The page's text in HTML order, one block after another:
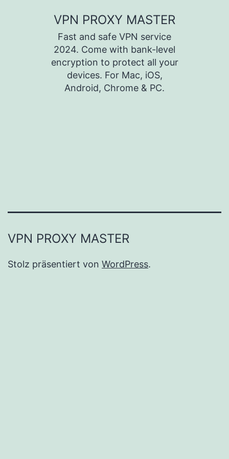
VPN PROXY MASTER
Fast and safe VPN service
2024. Come with bank-level
encryption to protect all your
devices. For Mac, iOS,
Android, Chrome & PC.
VPN PROXY MASTER
Stolz präsentiert von WordPress.